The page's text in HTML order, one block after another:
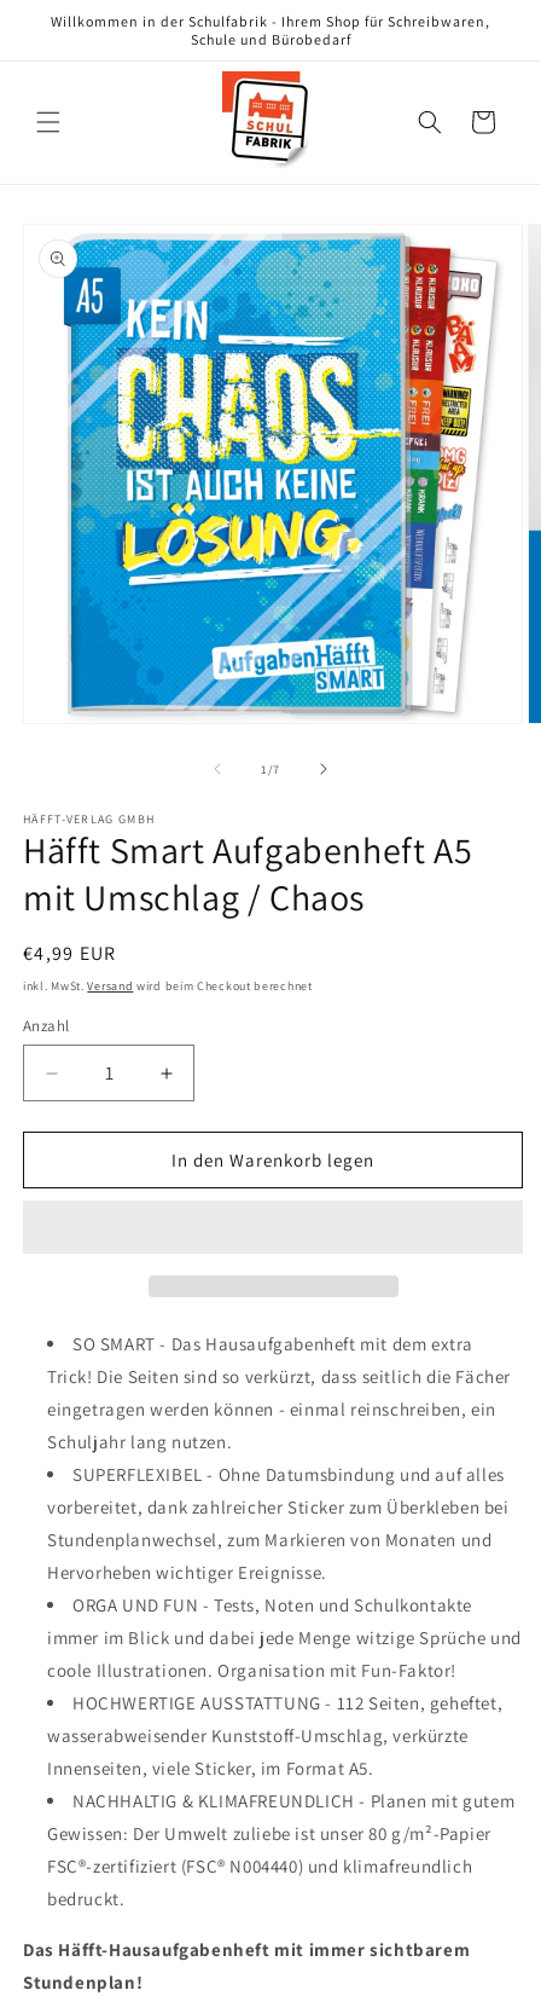
zum
Willkommen in der Schulfabrik - Ihrem Shop für Schreibwaren,
Schule und Bürobedarf
Warenkorb
1 /von
7
HÄFFT-VERLAG GMBH
Häfft Smart Aufgabenheft A5
mit Umschlag / Chaos
Normaler
Preis
€4,99 EUR
inkl. MwSt.Versand wird beim Checkout berechnet
Anzahl
Verringere
die
Menge
Häfft
/
Erhöhe
die
Menge
für
Häfft
In den Warenkorb legen
SO SMART - Das Hausaufgabenheft mit dem extra
Trick! Die Seiten sind so verkürzt, dass seitlich die Fächer
eingetragen werden können - einmal reinschreiben, ein
Schuljahr lang nutzen.
SUPERFLEXIBEL - Ohne Datumsbindung und auf alles
vorbereitet, dank zahlreicher Sticker zum Überkleben bei
Stundenplanwechsel, zum Markieren von Monaten und
Hervorheben wichtiger Ereignisse.
ORGA UND FUN - Tests, Noten und Schulkontakte
immer im Blick und dabei jede Menge witzige Sprüche und
coole Illustrationen. Organisation mit Fun-Faktor!
HOCHWERTIGE AUSSTATTUNG - 112 Seiten, geheftet,
wasserabweisender Kunststoff-Umschlag, verkürzte
Innenseiten, viele Sticker, im Format A5.
NACHHALTIG & KLIMAFREUNDLICH - Planen mit gutem
Gewissen: Der Umwelt zuliebe ist unser 80 g/m²-Papier
FSC®-zertifiziert (FSC® N004440) und klimafreundlich
bedruckt.
Das Häfft-Hausaufgabenheft mit immer sichtbarem
Stundenplan!